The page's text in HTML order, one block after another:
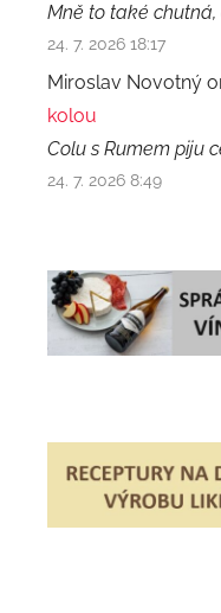
Mně to také chutná,
24. 7. 2026 18:17
Miroslav Novotný
kolou
Colu s Rumem piju
24. 7. 2026 8:49